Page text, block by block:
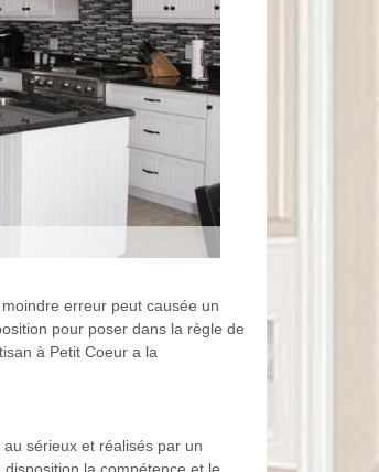
erreur peut causée un
pour poser dans la règle de
à Petit Coeur a la
sérieux et réalisés par un
la compétence et le